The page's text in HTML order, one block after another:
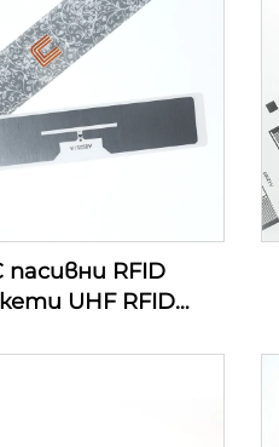
пасивни RFID
UHF RFID
на инвентара